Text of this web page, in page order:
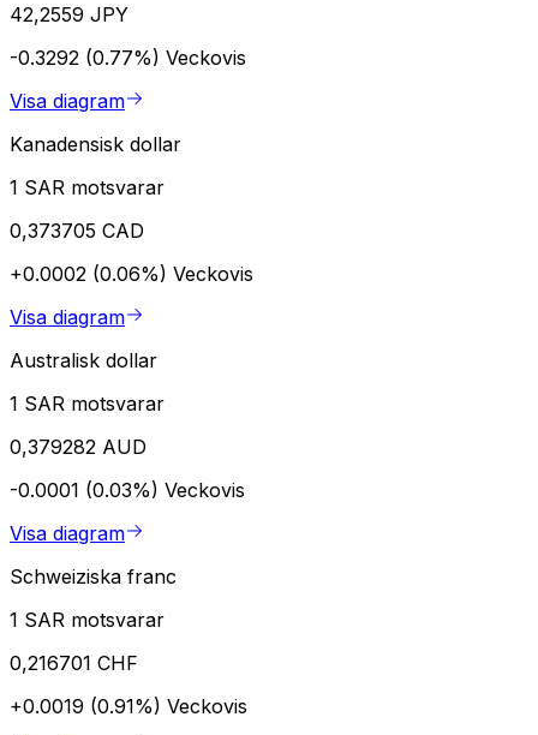
42,2559 JPY
-0.3292 (0.77%) Veckovis
Visa diagram
Kanadensisk dollar
1 SAR motsvarar
0,373705 CAD
+0.0002 (0.06%) Veckovis
Visa diagram
Australisk dollar
1 SAR motsvarar
0,379282 AUD
-0.0001 (0.03%) Veckovis
Visa diagram
Schweiziska franc
1 SAR motsvarar
0,216701 CHF
+0.0019 (0.91%) Veckovis